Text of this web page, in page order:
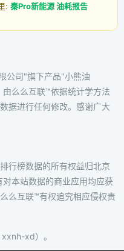
: 秦Pro新能源 油耗报告
公司"旗下产品"小熊油
么么互联™依据统计学方法
据进行任何修改。感谢广大
行榜数据的所有权益归北京
本站数据的商业应用均应获
么互联™有权追究相应侵权责
xd）。